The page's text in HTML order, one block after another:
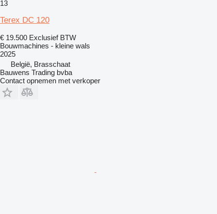
13
Terex DC 120
€ 19.500 Exclusief BTW
Bouwmachines - kleine wals
2025
België, Brasschaat
Bauwens Trading bvba
Contact opnemen met verkoper